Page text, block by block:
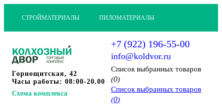
СТРОЙМАТЕРИАЛЫ ПИЛОМАТЕРИАЛЫ
Горнощитская, 42
Часы работы: 08:00-20.00
Схема комплекса
+7 (922) 196-55-00
info@koldvor.ru
Cписок выбранных товаров
(0)
Cписок выбранных товаров
(0)